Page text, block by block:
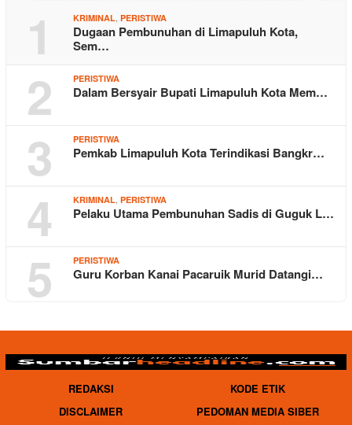
1 KRIMINAL, PERISTIWA
Dugaan Pembunuhan di Limapuluh Kota,
Sem…
2 PERISTIWA
Dalam Bersyair Bupati Limapuluh Kota Mem…
3 PERISTIWA
Pemkab Limapuluh Kota Terindikasi Bangkr…
4 KRIMINAL, PERISTIWA
Pelaku Utama Pembunuhan Sadis di Guguk L…
5 PERISTIWA
Guru Korban Kanai Pacaruik Murid Datangi…
REDAKSI
KODE ETIK
DISCLAIMER
PEDOMAN MEDIA SIBER